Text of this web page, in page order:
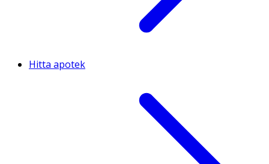
Hitta apotek